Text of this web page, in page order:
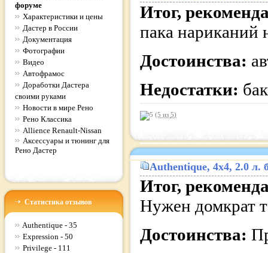
форуме
Характеристики и цены
Дастер в России
Документация
Фотографии
Видео
Автофрамос
Доработки Дастера
своими руками
Новости в мире Рено
Рено Классика
Allience Renault-Nissan
Аксессуары и тюнинг для
Рено Дастер
Статистика отзывов
Authentique - 35
Expression - 50
Privilege - 111
Итог,
пака нариканий
Достоинства:
Недостатки:
(5 из 5)
Authentique, 4x4, 2.0 л.
Итог,
Нужен домкрат
Достоинства: